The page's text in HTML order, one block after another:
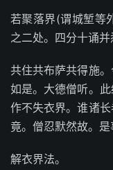
若聚落界(谓城堑等
之二处。四分十诵
共住共布萨共得施
如是。大德僧听。
作不失衣界。谁诸
竟。僧忍默然故。是
解衣界法。